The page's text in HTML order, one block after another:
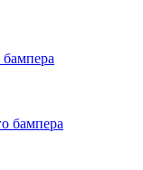
бампера